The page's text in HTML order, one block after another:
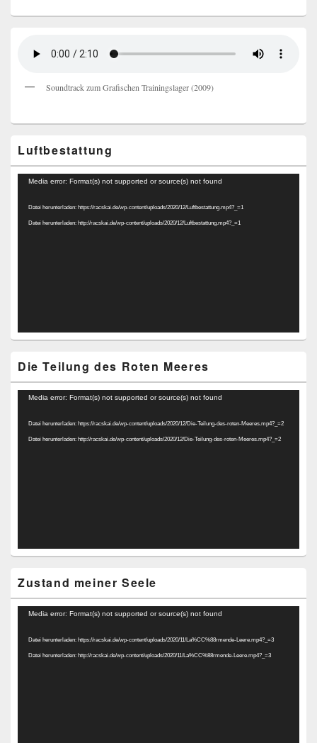
Soundtrack zum Grafischen Trainingslager (2009)
Luftbestattung
Video-
Media error: Format(s) not supported or source(s) not found
Datei herunterladen: https://racskai.de/wp-content/uploads/2020/12/Luftbestattung.mp4?_=1
Datei herunterladen: http://racskai.de/wp-content/uploads/2020/12/Luftbestattung.mp4?_=1
Die Teilung des Roten Meeres
Video-
Media error: Format(s) not supported or source(s) not found
Datei herunterladen: https://racskai.de/wp-content/uploads/2020/12/Die-Teilung-des-roten-Meeres.mp4?_=2
Datei herunterladen: http://racskai.de/wp-content/uploads/2020/12/Die-Teilung-des-roten-Meeres.mp4?_=2
Zustand meiner Seele
Video-
Media error: Format(s) not supported or source(s) not found
Datei herunterladen: https://racskai.de/wp-content/uploads/2020/11/La%CC%88rmende-Leere.mp4?_=3
Datei herunterladen: http://racskai.de/wp-content/uploads/2020/11/La%CC%88rmende-Leere.mp4?_=3